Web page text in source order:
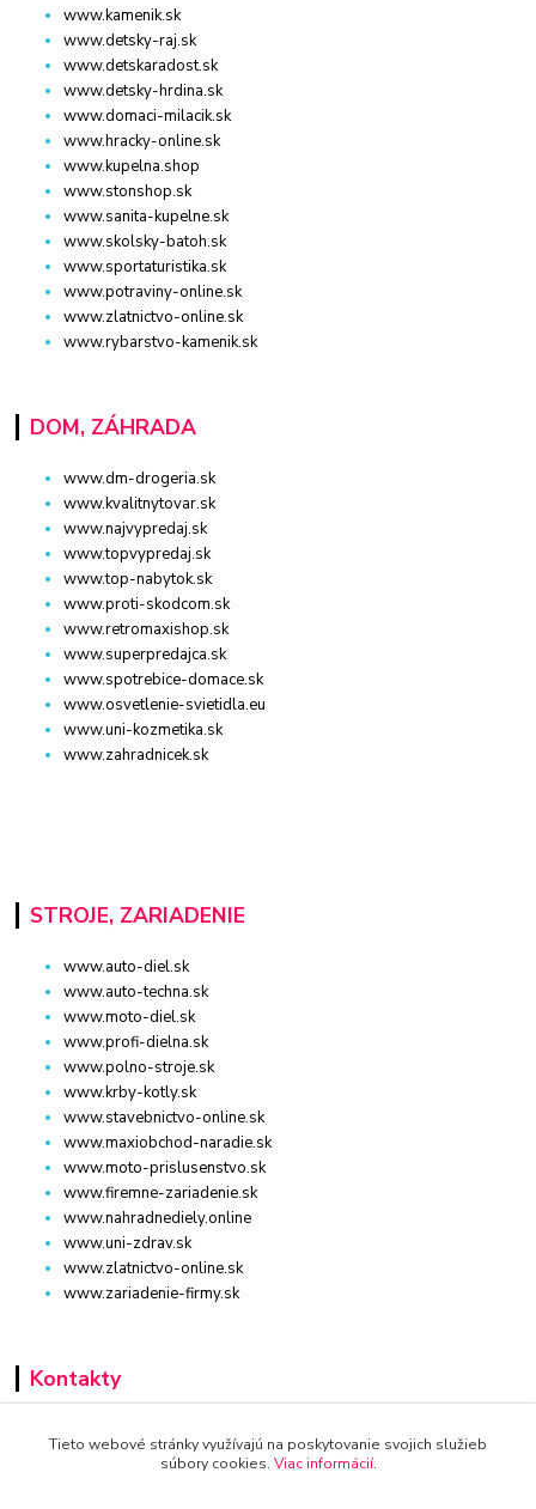
www.kamenik.sk
www.detsky-raj.sk
www.detskaradost.sk
www.detsky-hrdina.sk
www.domaci-milacik.sk
www.hracky-online.sk
www.kupelna.shop
www.stonshop.sk
www.sanita-kupelne.sk
www.skolsky-batoh.sk
www.sportaturistika.sk
www.potraviny-online.sk
www.zlatnictvo-online.sk
www.rybarstvo-kamenik.sk
DOM, ZÁHRADA
www.dm-drogeria.sk
www.kvalitnytovar.sk
www.najvypredaj.sk
www.topvypredaj.sk
www.top-nabytok.sk
www.proti-skodcom.sk
www.retromaxishop.sk
www.superpredajca.sk
www.spotrebice-domace.sk
www.osvetlenie-svietidla.eu
www.uni-kozmetika.sk
www.zahradnicek.sk
STROJE, ZARIADENIE
www.auto-diel.sk
www.auto-techna.sk
www.moto-diel.sk
www.profi-dielna.sk
www.polno-stroje.sk
www.krby-kotly.sk
www.stavebnictvo-online.sk
www.maxiobchod-naradie.sk
www.moto-prislusenstvo.sk
www.firemne-zariadenie.sk
www.nahradnediely.online
www.uni-zdrav.sk
www.zlatnictvo-online.sk
www.zariadenie-firmy.sk
Kontakty
+421 940 949 000
Tieto webové stránky využívajú na poskytovanie svojich služieb
súbory cookies. Viac informácií.